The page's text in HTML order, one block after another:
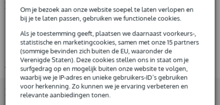
Om je bezoek aan onze website soepel te laten verlopen en
bij je te laten passen, gebruiken we functionele cookies.
Als je toestemming geeft, plaatsen we daarnaast voorkeurs-,
statistische en marketingcookies, samen met onze 15 partners
(sommige bevinden zich buiten de EU, waaronder de
Verenigde Staten). Deze cookies stellen ons in staat om je
surfgedrag op en mogelijk buiten onze website te volgen,
waarbij we je IP-adres en unieke gebruikers-ID’s gebruiken
voor herkenning. Zo kunnen we je ervaring verbeteren en
relevante aanbiedingen tonen.
Huur dit product
Productinformatie
16-kanaals mengpaneel
10 Mic / 16 Line inputs (8 mono + 4 stereo)
4 GROUP Buses + 1 Stereo Bus
Bekijk alle productspecificaties
Bekijk ook eens (2)